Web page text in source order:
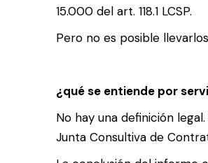
15.000 del art. 118.1 LCSP.
Pero no es posible
¿qué se entiende por
No hay una definición
Junta Consultiva de